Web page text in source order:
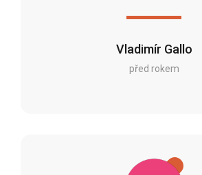
Vladimír Gallo
před rokem